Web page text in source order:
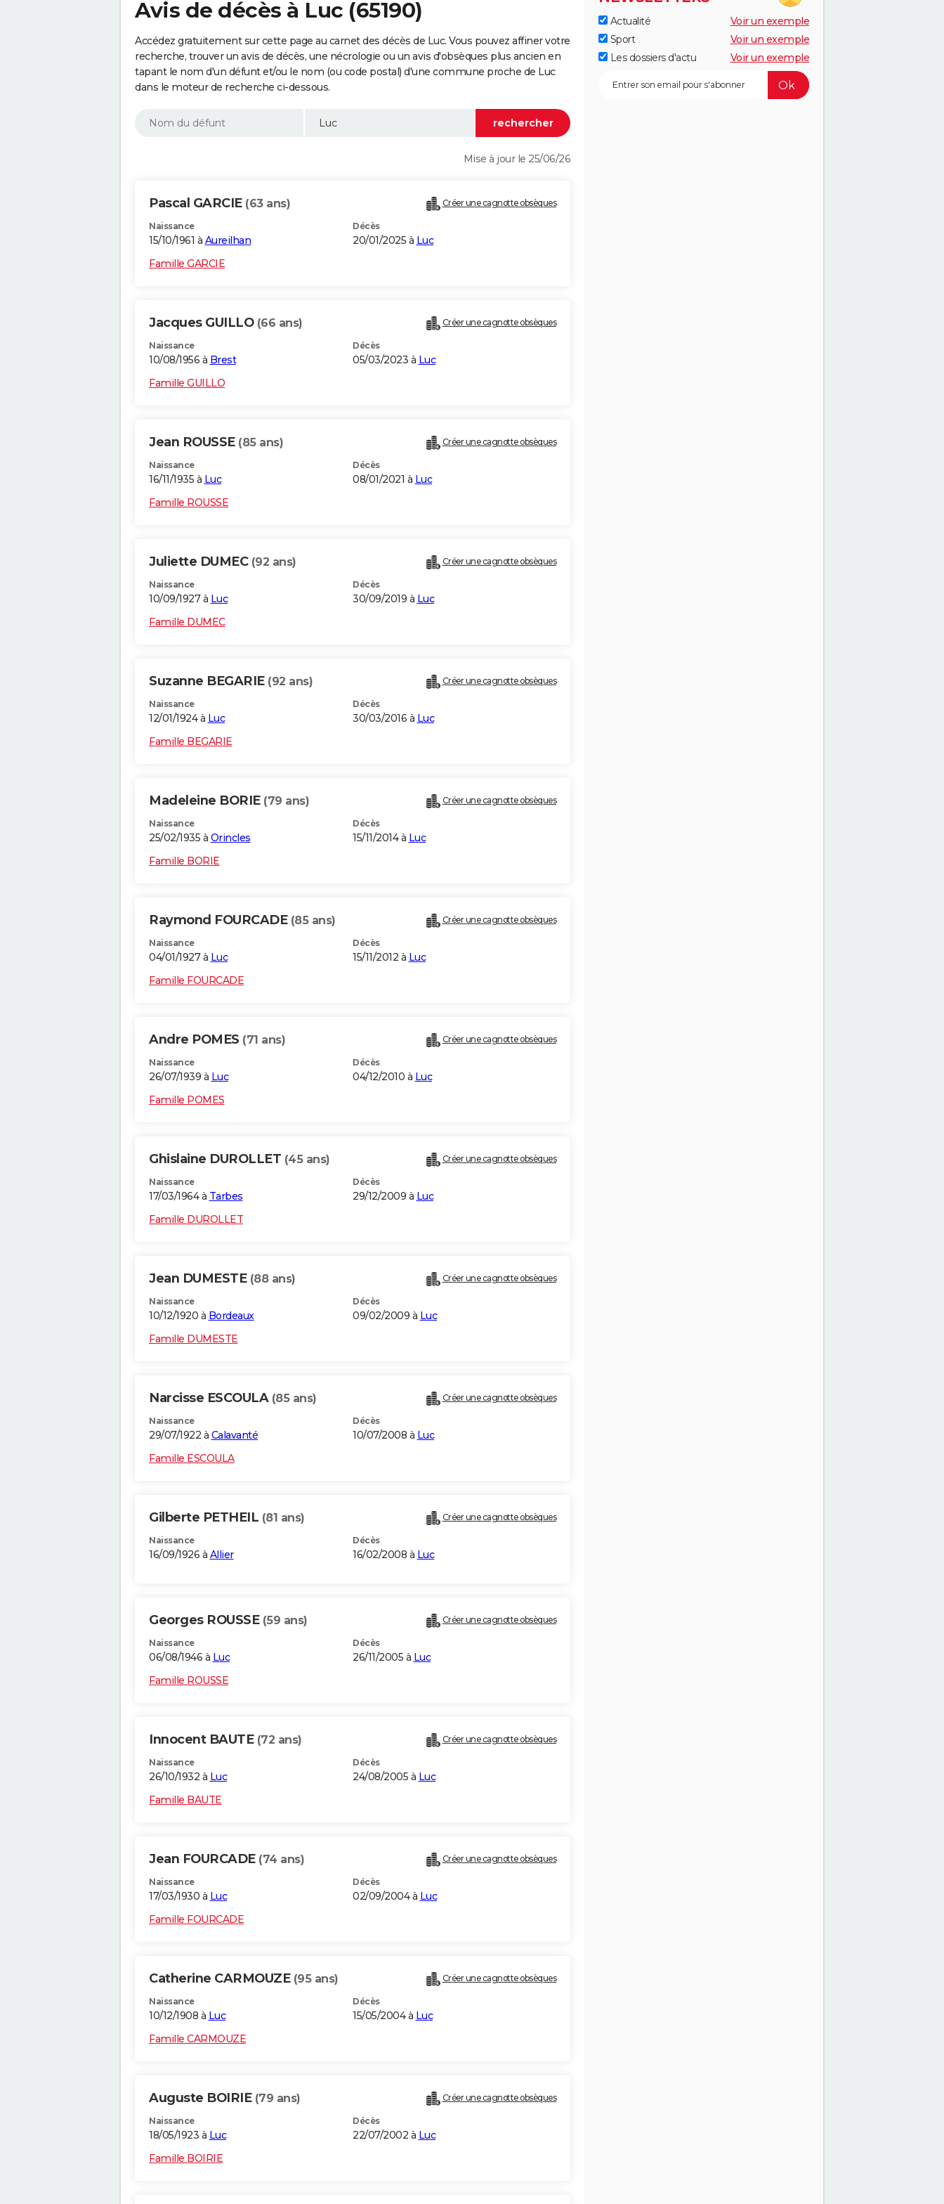
Avis de décès à Luc (65190)
Accédez gratuitement sur cette page au carnet des décès de Luc. Vous pouvez affiner votre
recherche, trouver un avis de décès, une nécrologie ou un avis d'obsèques plus ancien en
tapant le nom d'un défunt et/ou le nom (ou code postal) d'une commune proche de Luc
dans le moteur de recherche ci-dessous.
Mise à jour le 25/06/26
Pascal GARCIE (63 ans) Créer une cagnotte obsèques
Naissance
15/10/1961 à Aureilhan
Décès
20/01/2025 à Luc
Famille GARCIE
Jacques GUILLO (66 ans) Créer une cagnotte obsèques
Naissance
10/08/1956 à Brest
Décès
05/03/2023 à Luc
Famille GUILLO
Jean ROUSSE (85 ans) Créer une cagnotte obsèques
Naissance
16/11/1935 à Luc
Décès
08/01/2021 à Luc
Famille ROUSSE
Juliette DUMEC (92 ans) Créer une cagnotte obsèques
Naissance
10/09/1927 à Luc
Décès
30/09/2019 à Luc
Famille DUMEC
Suzanne BEGARIE (92 ans) Créer une cagnotte obsèques
Naissance
12/01/1924 à Luc
Décès
30/03/2016 à Luc
Famille BEGARIE
Madeleine BORIE (79 ans) Créer une cagnotte obsèques
Naissance
25/02/1935 à Orincles
Décès
15/11/2014 à Luc
Famille BORIE
Raymond FOURCADE (85 ans) Créer une cagnotte obsèques
Naissance
04/01/1927 à Luc
Décès
15/11/2012 à Luc
Famille FOURCADE
Andre POMES (71 ans) Créer une cagnotte obsèques
Naissance
26/07/1939 à Luc
Décès
04/12/2010 à Luc
Famille POMES
Ghislaine DUROLLET (45 ans) Créer une cagnotte obsèques
Naissance
17/03/1964 à Tarbes
Décès
29/12/2009 à Luc
Famille DUROLLET
Jean DUMESTE (88 ans) Créer une cagnotte obsèques
Naissance
10/12/1920 à Bordeaux
Décès
09/02/2009 à Luc
Famille DUMESTE
Narcisse ESCOULA (85 ans) Créer une cagnotte obsèques
Naissance
29/07/1922 à Calavanté
Décès
10/07/2008 à Luc
Famille ESCOULA
Gilberte PETHEIL (81 ans) Créer une cagnotte obsèques
Naissance
16/09/1926 à Allier
Décès
16/02/2008 à Luc
Georges ROUSSE (59 ans) Créer une cagnotte obsèques
Naissance
06/08/1946 à Luc
Décès
26/11/2005 à Luc
Famille ROUSSE
Innocent BAUTE (72 ans) Créer une cagnotte obsèques
Naissance
26/10/1932 à Luc
Décès
24/08/2005 à Luc
Famille BAUTE
Jean FOURCADE (74 ans) Créer une cagnotte obsèques
Naissance
17/03/1930 à Luc
Décès
02/09/2004 à Luc
Famille FOURCADE
Catherine CARMOUZE (95 ans) Créer une cagnotte obsèques
Naissance
10/12/1908 à Luc
Décès
15/05/2004 à Luc
Famille CARMOUZE
Auguste BOIRIE (79 ans) Créer une cagnotte obsèques
Naissance
18/05/1923 à Luc
Décès
22/07/2002 à Luc
Famille BOIRIE
Actualité
Voir un exemple
Sport
Voir un exemple
Les dossiers d'actu
Voir un exemple